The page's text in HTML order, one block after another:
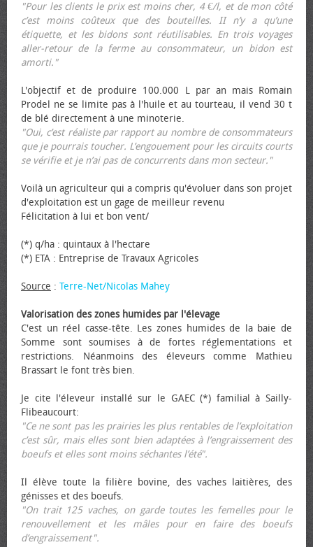
"Pour les clients le prix est moins cher, 4 €/l, et de mon côté
c’est moins coûteux que des bouteilles. II n’y a qu’une
étiquette, et les bidons sont réutilisables. En trois voyages
aller-retour de la ferme au consommateur, un bidon est
amorti."
L'objectif et de produire 100.000 L par an mais Romain
Prodel ne se limite pas à l'huile et au tourteau, il vend 30 t
de blé directement à une minoterie.
"Oui, c’est réaliste par rapport au nombre de consommateurs
que je pourrais toucher. L’engouement pour les circuits courts
se vérifie et je n’ai pas de concurrents dans mon secteur."
Voilà un agriculteur qui a compris qu'évoluer dans son projet
d'exploitation est un gage de meilleur revenu
Félicitation à lui et bon vent/
(*) q/ha : quintaux à l'hectare
(*) ETA : Entreprise de Travaux Agricoles
Source : Terre-Net/Nicolas Mahey
Valorisation des zones humides par l'élevage
C'est un réel casse-tête. Les zones humides de la baie de
Somme sont soumises à de fortes réglementations et
restrictions. Néanmoins des éleveurs comme Mathieu
Brassart le font très bien.
Je cite l'éleveur installé sur le GAEC (*) familial à Sailly-
Flibeaucourt:
"Ce ne sont pas les prairies les plus rentables de l’exploitation
c’est sûr, mais elles sont bien adaptées à l’engraissement des
bœufs et elles sont moins séchantes l’été".
Il élève toute la filière bovine, des vaches laitières, des
génisses et des bœufs.
"On trait 125 vaches, on garde toutes les femelles pour le
renouvellement et les mâles pour en faire des bœufs
d’engraissement".